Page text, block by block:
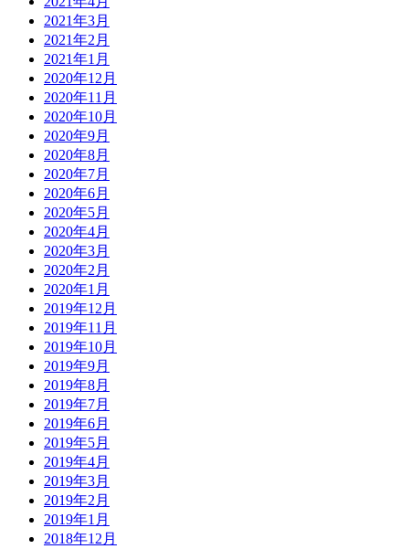
2021年3月
2021年2月
2021年1月
2020年12月
2020年11月
2020年10月
2020年9月
2020年8月
2020年7月
2020年6月
2020年5月
2020年4月
2020年3月
2020年2月
2020年1月
2019年12月
2019年11月
2019年10月
2019年9月
2019年8月
2019年7月
2019年6月
2019年5月
2019年4月
2019年3月
2019年2月
2019年1月
2018年12月